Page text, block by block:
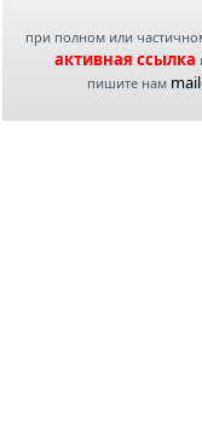
при полном или
активная ссылка
пишите нам